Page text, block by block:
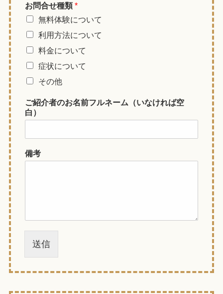
お問合せ種類*
無料体験について
利用方法について
料金について
症状について
その他
ご紹介者のお名前フルネーム（いなければ空
白）
備考
送信